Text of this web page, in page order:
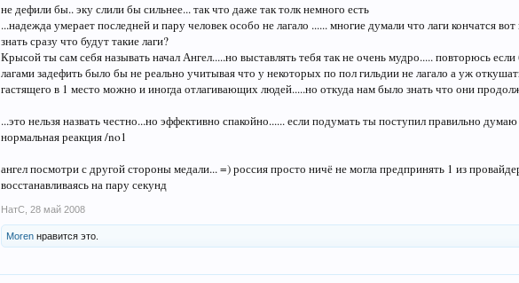
не дефили бы.. эку слили бы сильнее... так что даже так толк немного есть
...надежда умерает последней и пару человек особо не лагало ...... многие думали что лаги кончатся
знать сразу что будут такие лаги?
Крысой ты сам себя называть начал Ангел.....но выставлять тебя так не очень мудро..... повторюсь
лагами задефить было бы не реально учитывая что у некоторых по пол гильдии не лагало а уж
гастящего в 1 место можно и иногда отлагивающих людей.....но откуда нам было знать что они
...это нельзя назвать честно...но эффективно спакойно...... если подумать ты поступил правильно
нормальная реакция /no1
ангел посмотри с другой стороны медали... =) россия просто ничё не могла предпринять 1 из
восстанавливаясь на пару секунд
НатС 28 май 2008
Moren нравится это.